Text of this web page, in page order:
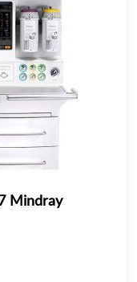
Mindray